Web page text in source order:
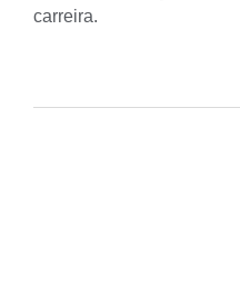
carreira.